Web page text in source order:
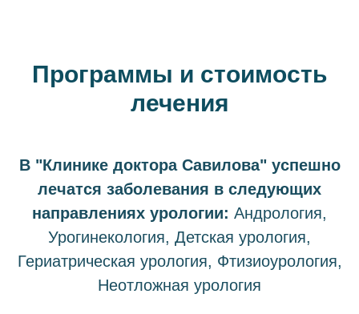
Программы и стоимость
лечения
В "Клинике доктора Савилова" успешно
лечатся заболевания в следующих
направлениях урологии: Андрология,
Урогинекология, Детская урология,
Гериатрическая урология, Фтизиоурология,
Неотложная урология